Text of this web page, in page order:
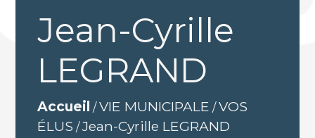
Jean-Cyrille
LEGRAND
Accueil /VIE MUNICIPALE /VOS
ÉLUS /Jean-Cyrille LEGRAND